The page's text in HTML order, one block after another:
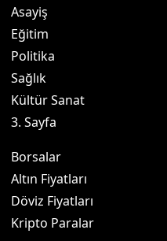
Asayiş
Eğitim
Politika
Sağlık
Kültür Sanat
3. Sayfa
Borsalar
Altın Fiyatları
Döviz Fiyatları
Kripto Paralar